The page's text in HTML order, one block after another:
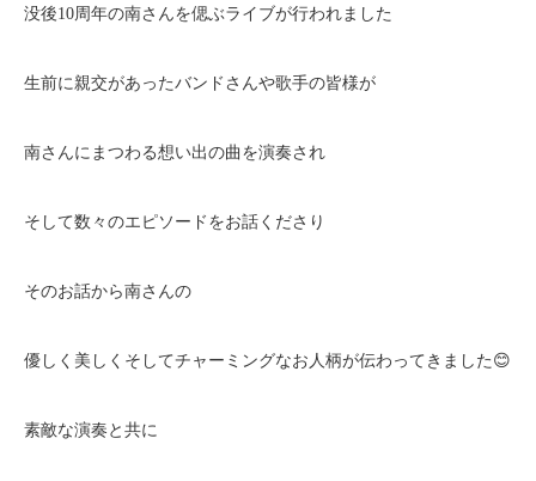
没後10周年の南さんを偲ぶライブが行われました
生前に親交があったバンドさんや歌手の皆様が
南さんにまつわる想い出の曲を演奏され
そして数々のエピソードをお話くださり
そのお話から南さんの
優しく美しくそしてチャーミングなお人柄が伝わってきました😊
素敵な演奏と共に